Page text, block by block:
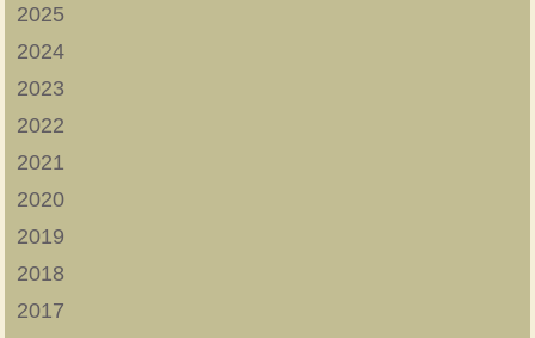
2025
2024
2023
2022
2021
2020
2019
2018
2017